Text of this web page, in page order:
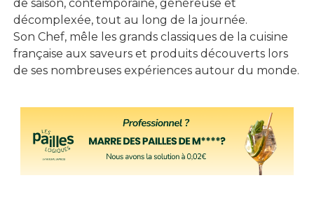
de saison, contemporaine, généreuse et
décomplexée, tout au long de la journée.
Son Chef, mêle les grands classiques de la cuisine
française aux saveurs et produits découverts lors
de ses nombreuses expériences autour du monde.